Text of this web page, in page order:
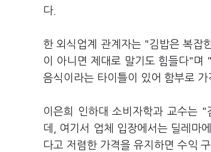
다.
한 외식업계 관계자는 "김밥은 복잡
이 아니면 제대로 말기도 힘들다"며
음식이라는 타이틀이 있어 함부로
이은희 인하대 소비자학과 교수는
데, 여기서 업체 입장에서는 딜레마
다고 저렴한 가격을 유지하면 수익